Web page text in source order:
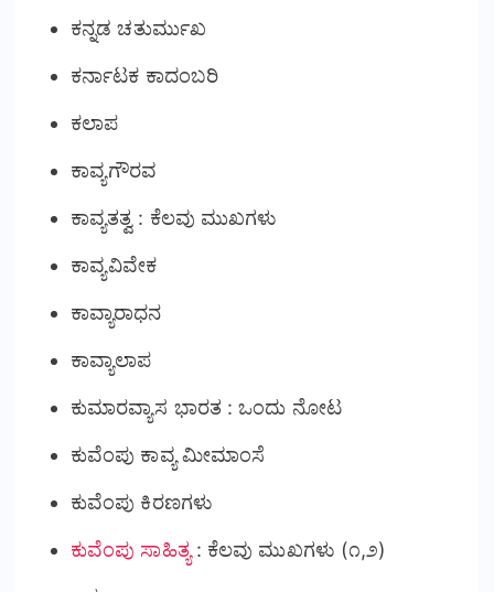
ಕನ್ನಡ ಚತುರ್ಮುಖ
ಕರ್ನಾಟಕ ಕಾದಂಬರಿ
ಕಲಾಪ
ಕಾವ್ಯಗೌರವ
ಕಾವ್ಯತತ್ವ : ಕೆಲವು ಮುಖಗಳು
ಕಾವ್ಯವಿವೇಕ
ಕಾವ್ಯಾರಾಧನ
ಕಾವ್ಯಾಲಾಪ
ಕುಮಾರವ್ಯಾಸ ಭಾರತ : ಒಂದು ನೋಟ
ಕುವೆಂಪು ಕಾವ್ಯ ಮೀಮಾಂಸೆ
ಕುವೆಂಪು ಕಿರಣಗಳು
ಕುವೆಂಪು ಸಾಹಿತ್ಯ: ಕೆಲವು ಮುಖಗಳು (೧,೨)